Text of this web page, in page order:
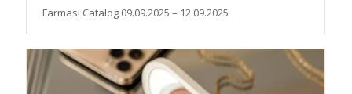
Farmasi Catalog 09.09.2025 – 12.09.2025